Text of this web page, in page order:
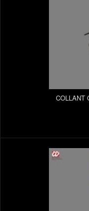
COLLANT